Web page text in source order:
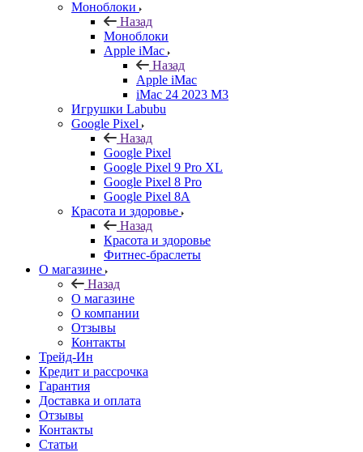
Моноблоки
Назад
Моноблоки
Apple iMac
Назад
Apple iMac
iMac 24 2023 M3
Игрушки Labubu
Google Pixel
Назад
Google Pixel
Google Pixel 9 Pro XL
Google Pixel 8 Pro
Google Pixel 8A
Красота и здоровье
Назад
Красота и здоровье
Фитнес-браслеты
О магазине
Назад
О магазине
О компании
Отзывы
Контакты
Трейд-Ин
Кредит и рассрочка
Гарантия
Доставка и оплата
Отзывы
Контакты
Статьи